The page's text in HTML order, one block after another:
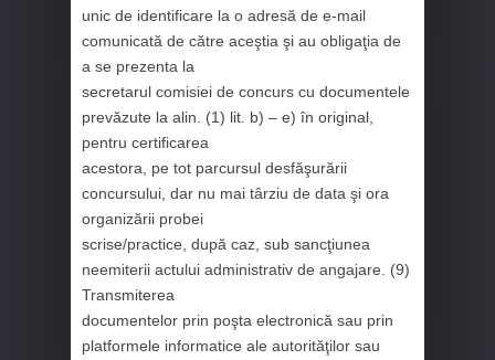
unic de identificare la o adresă de e-mail
comunicată de către aceştia şi au obligaţia de
a se prezenta la
secretarul comisiei de concurs cu documentele
prevăzute la alin. (1) lit. b) – e) în original,
pentru certificarea
acestora, pe tot parcursul desfăşurării
concursului, dar nu mai târziu de data şi ora
organizării probei
scrise/practice, după caz, sub sancţiunea
neemiterii actului administrativ de angajare. (9)
Transmiterea
documentelor prin poşta electronică sau prin
platformele informatice ale autorităţilor sau